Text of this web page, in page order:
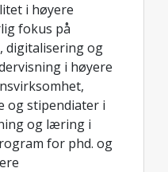
i høyere
fokus på
digitalisering og
i høyere
og stipendiater i
og læring i
for phd. og